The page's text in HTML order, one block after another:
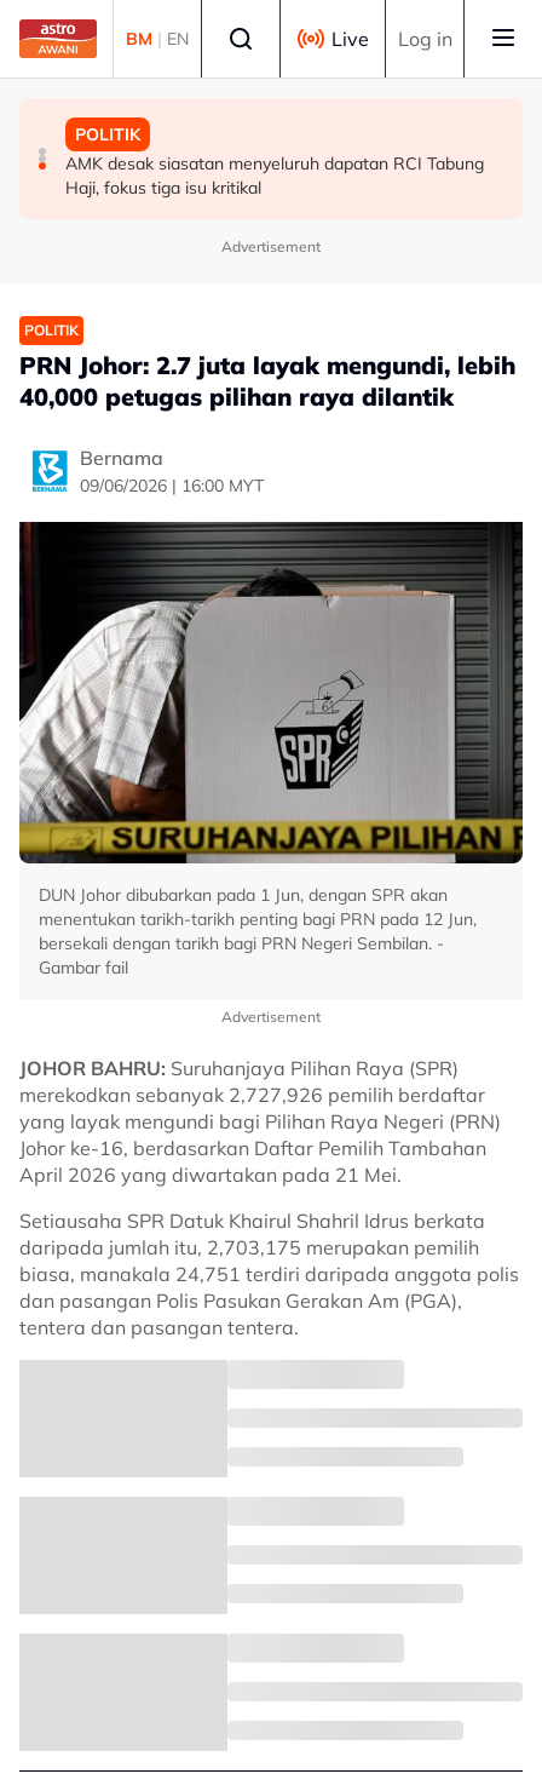
Skip to main content
BM | EN Live Log in
POLITIK
[TERKINI] Buat masa ini, Bersatu masih anggota PN -
Ahmad Samsuri
MALAYSIA
RCI Tabung Haji: YADIM sokong titah Agong, mahu
dapatan disusuli tindakan tegas
POLITIK
AMK desak siasatan menyeluruh dapatan RCI Tabung
Haji, fokus tiga isu kritikal
Advertisement
POLITIK
PRN Johor: 2.7 juta layak mengundi, lebih
40,000 petugas pilihan raya dilantik
Bernama
09/06/2026 | 16:00 MYT
DUN Johor dibubarkan pada 1 Jun, dengan SPR akan
menentukan tarikh-tarikh penting bagi PRN pada 12 Jun,
bersekali dengan tarikh bagi PRN Negeri Sembilan. -
Gambar fail
Advertisement
JOHOR BAHRU: Suruhanjaya Pilihan Raya (SPR)
merekodkan sebanyak 2,727,926 pemilih berdaftar
yang layak mengundi bagi Pilihan Raya Negeri (PRN)
Johor ke-16, berdasarkan Daftar Pemilih Tambahan
April 2026 yang diwartakan pada 21 Mei.
Setiausaha SPR Datuk Khairul Shahril Idrus berkata
daripada jumlah itu, 2,703,175 merupakan pemilih
biasa, manakala 24,751 terdiri daripada anggota polis
dan pasangan Polis Pasukan Gerakan Am (PGA),
tentera dan pasangan tentera.